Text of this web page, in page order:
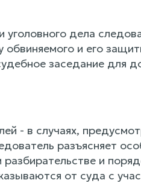
дела
обвиняемого и его
заседание для
- в случаях,
разъясняет
и
от суда с